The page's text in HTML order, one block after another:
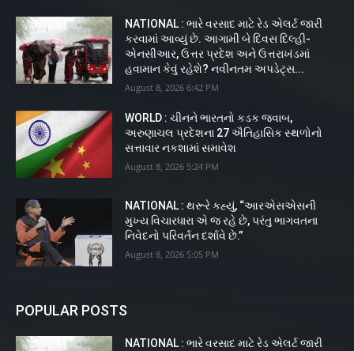
NATIONAL : ભારે વરસાદ માટે રેડ એલર્ટ જારી
કરવામાં આવ્યું છે. આગામી બે દિવસ દિલ્હી-
એનસીઆર, ઉત્તર પ્રદેશ અને ઉત્તરાખંડમાં
હવામાન કેવું રહેશે? નવીનતમ અપડેટ્સ...
August 8, 2026 6:42 PM
WORLD : ચીનને ભારતનો કડક જવાબ,
અરુણાચલ પ્રદેશના 27 ઐતિહાસિક સ્થળોનો
સત્તાવાર નકશામાં સમાવેશ
August 8, 2026 5:24 PM
NATIONAL : થરૂરે કહ્યું, “આરએસએસની
મુખ્ય વિચારધારા એ જ રહે છે, પરંતુ ભાગવતના
નિવેદનો પરિવર્તન દર્શાવે છે.”
August 8, 2026 5:05 PM
POPULAR POSTS
NATIONAL : ભારે વરસાદ માટે રેડ એલર્ટ જારી